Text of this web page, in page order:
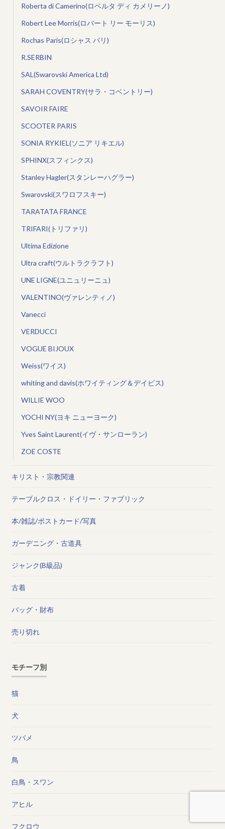
Roberta di Camerino(ロベルタ ディ カメリーノ)
Robert Lee Morris(ロバート リー モーリス)
Rochas Paris(ロシャス パリ)
R.SERBIN
SAL(Swarovski America Ltd)
SARAH COVENTRY(サラ・コベントリー)
SAVOIR FAIRE
SCOOTER PARIS
SONIA RYKIEL(ソニア リキエル)
SPHINX(スフィンクス)
Stanley Hagler(スタンレーハグラー)
Swarovski(スワロフスキー)
TARATATA FRANCE
TRIFARI(トリファリ)
Ultima Edizione
Ultra craft(ウルトラクラフト)
UNE LIGNE(ユニュリーニュ)
VALENTINO(ヴァレンティノ)
Vanecci
VERDUCCI
VOGUE BIJOUX
Weiss(ワイス)
whiting and davis(ホワイティング＆デイビス)
WILLIE WOO
YOCHI NY(ヨキ ニューヨーク)
Yves Saint Laurent(イヴ・サンローラン)
ZOE COSTE
キリスト・宗教関連
テーブルクロス・ドイリー・ファブリック
本/雑誌/ポストカード/写真
ガーデニング・古道具
ジャンク(B級品)
古着
バッグ・財布
売り切れ
モチーフ別
猫
犬
ツバメ
鳥
白鳥・スワン
アヒル
フクロウ